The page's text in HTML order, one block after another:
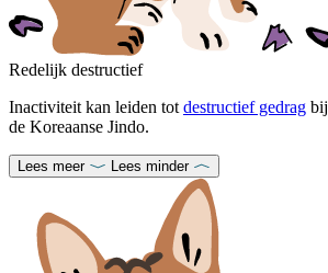
Redelijk destructief
Inactiviteit kan leiden tot destructief gedrag bij
de Koreaanse Jindo.
Lees meer Lees minder